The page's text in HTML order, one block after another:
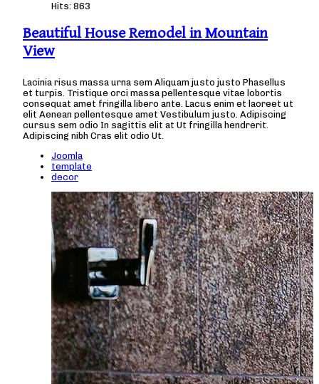
Hits: 863
Beautiful House Remodel in Mountain
View
Lacinia risus massa urna sem Aliquam justo justo Phasellus
et turpis. Tristique orci massa pellentesque vitae lobortis
consequat amet fringilla libero ante. Lacus enim et laoreet ut
elit Aenean pellentesque amet Vestibulum justo. Adipiscing
cursus sem odio In sagittis elit at Ut fringilla hendrerit.
Adipiscing nibh Cras elit odio Ut.
Joomla
template
decor